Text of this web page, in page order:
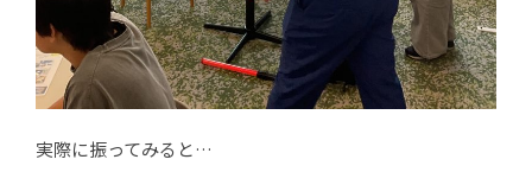
実際に振ってみると…